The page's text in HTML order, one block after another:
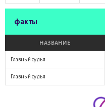
факты
НАЗВАНИЕ
Главный судья
Главный судья